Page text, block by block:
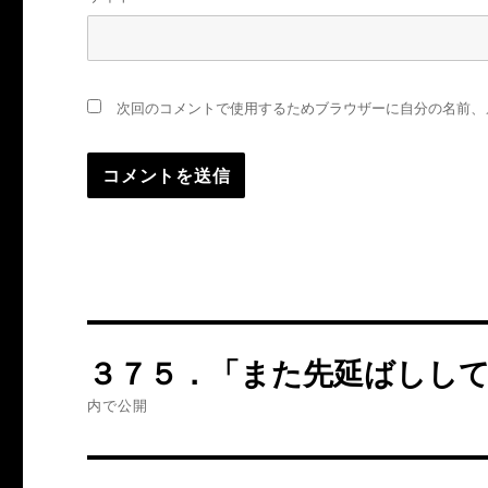
次回のコメントで使用するためブラウザーに自分の名前
稿
３７５．「また先延ばしして
内で公開